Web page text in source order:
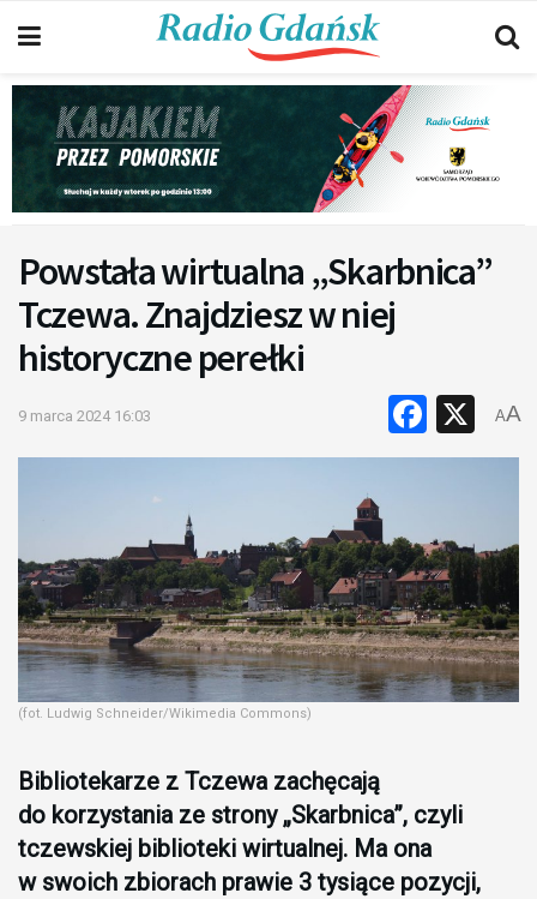
Powstała wirtualna „Skarbnica”
Tczewa. Znajdziesz w niej
historyczne perełki
9 marca 2024 16:03 X
AA
(fot. Ludwig Schneider/Wikimedia Commons)
Bibliotekarze z Tczewa zachęcają
do korzystania ze strony „Skarbnica”, czyli
tczewskiej biblioteki wirtualnej. Ma ona
w swoich zbiorach prawie 3 tysiące pozycji,